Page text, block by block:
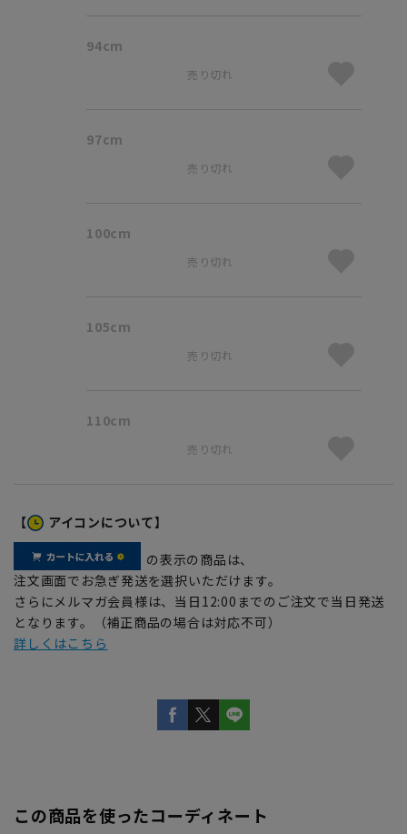
94cm
売り切れ
97cm
売り切れ
100cm
売り切れ
105cm
売り切れ
110cm
売り切れ
【 アイコンについて】
の表示の商品は、
注文画面でお急ぎ発送を選択いただけます。
さらにメルマガ会員様は、当日12:00までのご注文で当日発送
となります。（補正商品の場合は対応不可）
詳しくはこちら
この商品を使ったコーディネート